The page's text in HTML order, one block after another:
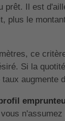
prêt. Il est
plus le
ce
Si la
augmente